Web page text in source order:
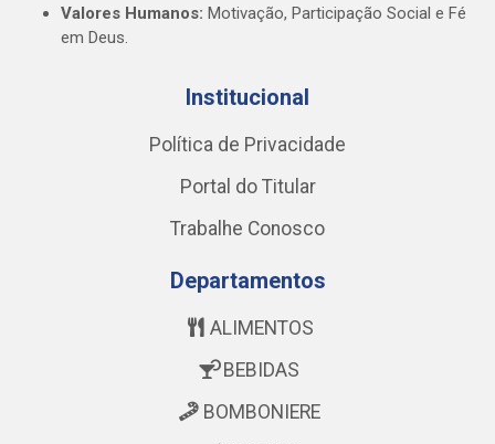
Valores Humanos: Motivação, Participação Social e Fé
em Deus.
Institucional
Política de Privacidade
Portal do Titular
Trabalhe Conosco
Departamentos
ALIMENTOS
BEBIDAS
BOMBONIERE